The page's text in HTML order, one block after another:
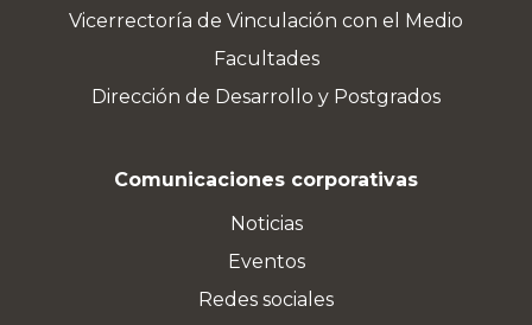
Vicerrectoría de Vinculación con el Medio
Facultades
Dirección de Desarrollo y Postgrados
Comunicaciones corporativas
Noticias
Eventos
Redes sociales